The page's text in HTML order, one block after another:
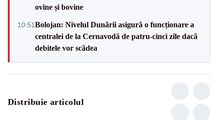
ovine și bovine
10:51Bolojan: Nivelul Dunării asigură o funcționare a
centralei de la Cernavodă de patru-cinci zile dacă
debitele vor scădea
Distribuie articolul